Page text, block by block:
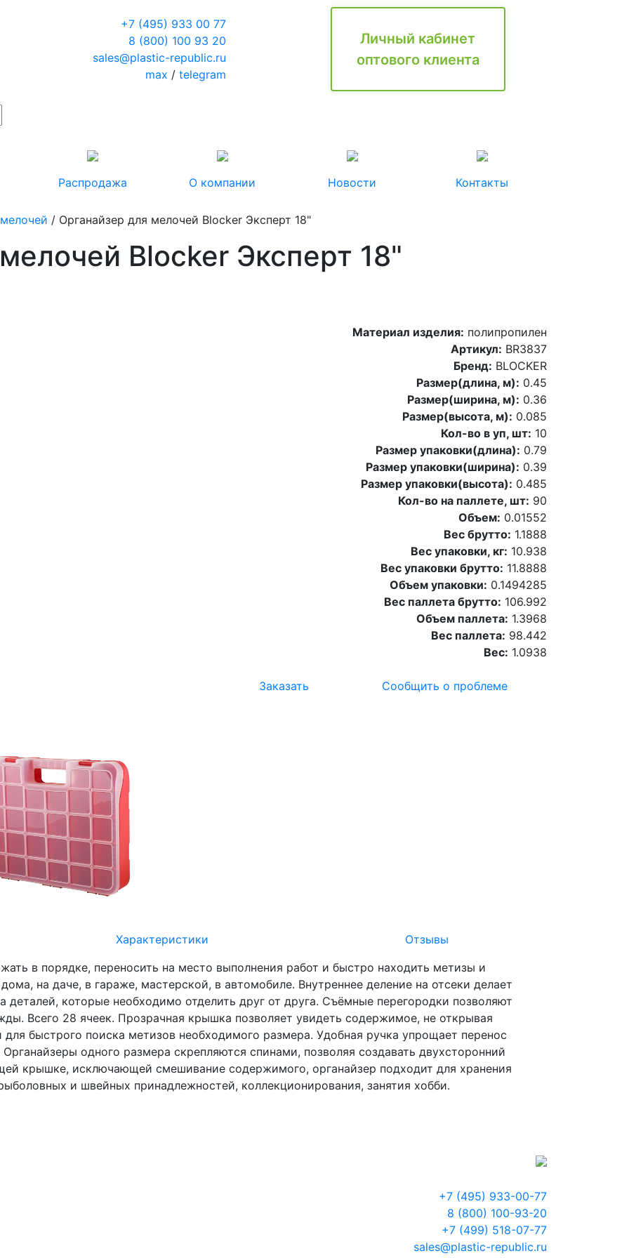
+7 (495) 933 00 77
8 (800) 100 93 20
sales@plastic-republic.ru
max / telegram
Личный кабинет
оптового клиента
Распродажа О компании Новости Контакты
/ Органайзер для мелочей Blocker Эксперт 18"
Blocker Эксперт 18"
Материал изделия: полипропилен
Артикул: BR3837
Бренд: BLOCKER
Размер(длина, м): 0.45
Размер(ширина, м): 0.36
Размер(высота, м): 0.085
Кол-во в уп, шт: 10
Размер упаковки(длина): 0.79
Размер упаковки(ширина): 0.39
Размер упаковки(высота): 0.485
Кол-во на паллете, шт: 90
Объем: 0.01552
Вес брутто: 1.1888
Вес упаковки, кг: 10.938
Вес упаковки брутто: 11.8888
Объем упаковки: 0.1494285
Вес паллета брутто: 106.992
Объем паллета: 1.3968
Вес паллета: 98.442
Вес: 1.0938
Заказать Сообщить о проблеме
Характеристики
Отзывы
в порядке, переносить на место выполнения работ и быстро находить метизы и
на даче, в гараже, мастерской, в автомобиле. Внутреннее деление на отсеки делает
которые необходимо отделить друг от друга. Съёмные перегородки позволяют
Всего 28 ячеек. Прозрачная крышка позволяет увидеть содержимое, не открывая
быстрого поиска метизов необходимого размера. Удобная ручка упрощает перенос
одного размера скрепляются спинами, позволяя создавать двухсторонний
крышке, исключающей смешивание содержимого, органайзер подходит для хранения
и швейных принадлежностей, коллекционирования, занятия хобби.
+7 (495) 933-00-77
8 (800) 100-93-20
+7 (499) 518-07-77
sales@plastic-republic.ru